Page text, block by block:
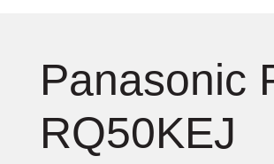
Panasonic
RQ50KEJ